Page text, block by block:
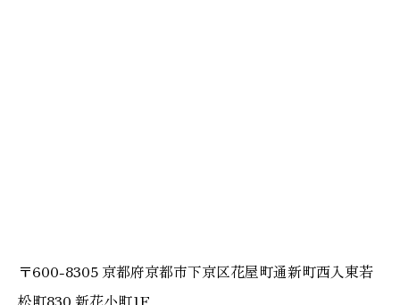
〒600-8305 京都府京都市下京区花屋町通新町西入東若
松町830 新花小町1F